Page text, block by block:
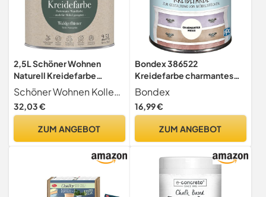
2,5L Schöner Wohnen
Naturell Kreidefarbe
Waldgeflüster, Tiefes
Naturgrün
Schöner Wohnen Kollektion
32,03 €
ZUM ANGEBOT
Bondex 386522
Kreidefarbe charmantes
weiss 0,5 L für 6 m² - Pflegt
und schützt das Holz -
Leichte Verarbeitung - Für
Innenbereich
Bondex
16,99 €
ZUM ANGEBOT